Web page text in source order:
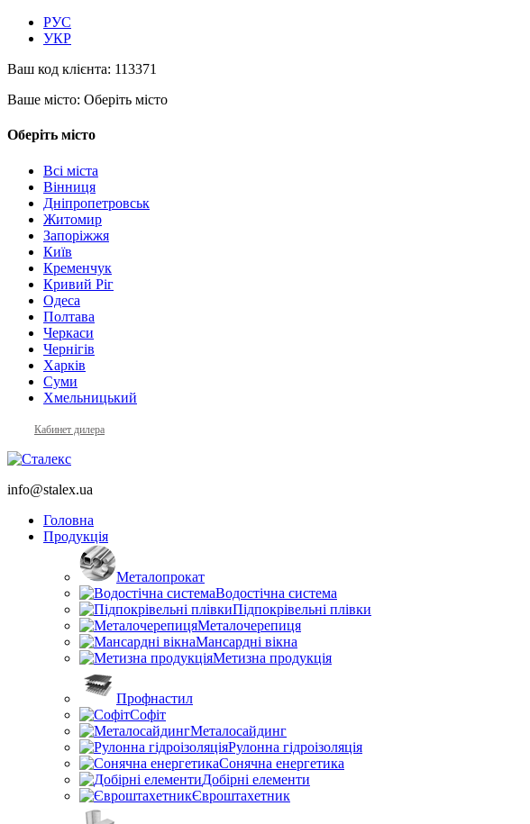
РУС
УКР
Ваш код клієнта: 113371
Ваше місто: Оберіть місто
Оберіть місто
Всі міста
Вінниця
Дніпропетровськ
Житомир
Запоріжжя
Київ
Кременчук
Кривий Ріг
Одеса
Полтава
Черкаси
Чернігів
Харків
Суми
Хмельницький
Кабинет дилера
info@stalex.ua
Головна
Продукція
Металопрокат
Водостічна система
Підпокрівельні плівки
Металочерепиця
Мансардні вікна
Метизна продукція
Профнастил
Софіт
Металосайдинг
Рулонна гідроізоляція
Сонячна енергетика
Добірні елементи
Євроштахетник